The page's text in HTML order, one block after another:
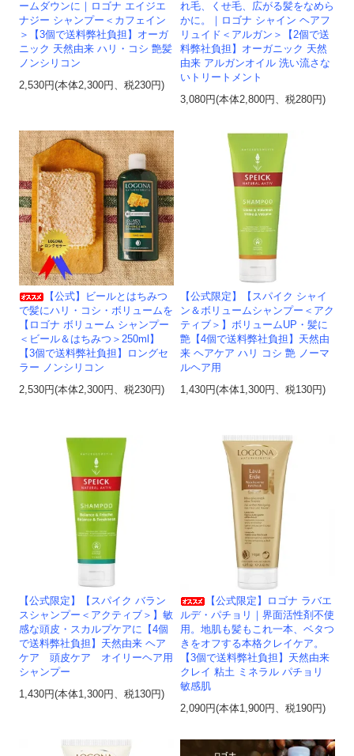
ームダウンに｜ロゴナ エイジエ
ナジー シャンプー＜カフェイン
＞【3個で送料弊社負担】オーガ
ニック 天然由来 ハリ・コシ 艶髪
ノンシリコン
2,530円(本体2,300円、税230円)
れ毛、くせ毛、広がる髪をなめら
かに。｜ロゴナ シャイン ヘアフ
リュイド＜アルガン＞【2個で送
料弊社負担】オーガニック 天然
由来 アルガンオイル 洗い流さな
いトリートメント
3,080円(本体2,800円、税280円)
【公式】ビールとはちみつ
で髪にハリ・コシ・ボリュームを
【ロゴナ ボリューム シャンプー
＜ビール＆はちみつ＞250ml】
【3個で送料弊社負担】ロングセ
ラー ノンシリコン
2,530円(本体2,300円、税230円)
【公式限定】【スパイク シャイ
ン＆ボリュームシャンプー＜アク
ティブ＞】ボリュームUP・髪に
艶【4個で送料弊社負担】天然由
来 ヘアケア ハリ コシ 艶 ノーマ
ルヘア用
1,430円(本体1,300円、税130円)
【公式限定】【スパイク バラン
スシャンプー＜アクティブ＞】敏
感な頭皮・スカルプケアに【4個
で送料弊社負担】天然由来 ヘア
ケア 頭皮ケア オイリーヘア用
シャンプー
1,430円(本体1,300円、税130円)
【公式限定】ロゴナ ラバエ
ルデ・パチョリ｜界面活性剤不使
用。地肌も髪もこれ一本、ベタつ
きをオフする本格クレイケア。
【3個で送料弊社負担】天然由来
クレイ 粘土 ミネラル パチョリ
敏感肌
2,090円(本体1,900円、税190円)